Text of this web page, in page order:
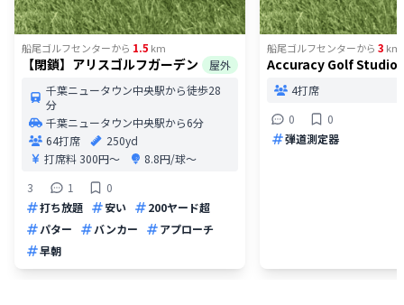
船尾ゴルフセンターから 1.5 km
【閉鎖】アリスゴルフガーデン
屋外
千葉ニュータウン中央駅から徒歩28
分
千葉ニュータウン中央駅から6分
64打席
250yd
打席料300円〜
8.8円/球〜
3
1
0
打ち放題
安い
200ヤード超
パター
バンカー
アプローチ
早朝
船尾ゴルフセンターから 3 km
Accuracy Golf Studio
4打席
0
0
弾道測定器